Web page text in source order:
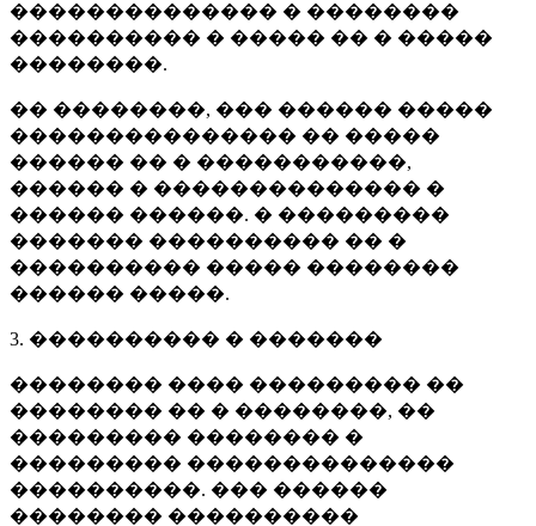
�������������� � ��������
���������� � ����� �� � �����
��������.
�� ��������, ��� ������ �����
��������������� �� �����
������ �� � �����������,
������ � �������������� �
������ ������. � ���������
������� ���������� �� �
���������� ����� ��������
������ �����.
3. ���������� � �������
�������� ���� ��������� ��
�������� �� � ��������, ��
��������� �������� �
��������� ��������������
����������. ��� ������
�������� ����������